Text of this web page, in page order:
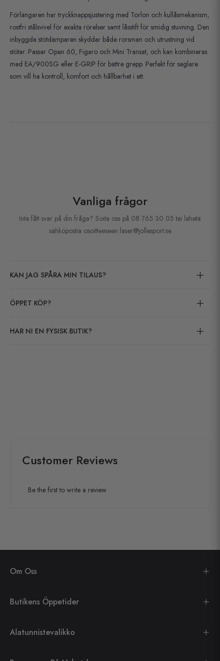
Förlängaren har tryckknappsjustering med Torlon och kullåsmekanism,
rostfri stålsvivel för exakta rörelser samt låsstift för smidig stuvning. Den
inbyggda stötdämparen skyddar både rorsman och utrustning vid
stötar. Passar Open 60, Figaro och Mini Transat, och kan kombineras
med EA/900SG eller E-GRIP för bättre grepp. Perfekt för seglare
som vill ha kontroll, komfort och hållbarhet i ett.
Vanliga frågor
Inte fått svar på din fråga? Soita oss på 08 765 30 05 tai lähetä
sähköpostia osoitteeseen laser@jollesport.se
KAN JAG SPÅRA MIN TILAUS?
ÖPPET KÖP?
HAR NI EN FYSISK BUTIK?
Customer Reviews
Be the first to write a review
Om Oss
Butikens Öppetider
Alatunnistevalikko